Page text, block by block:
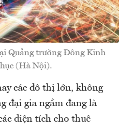
Quảng trường Đông Kinh
(Hà Nội).
các đô thị lớn, không
đại gia ngầm đang là
diện tích cho thuê